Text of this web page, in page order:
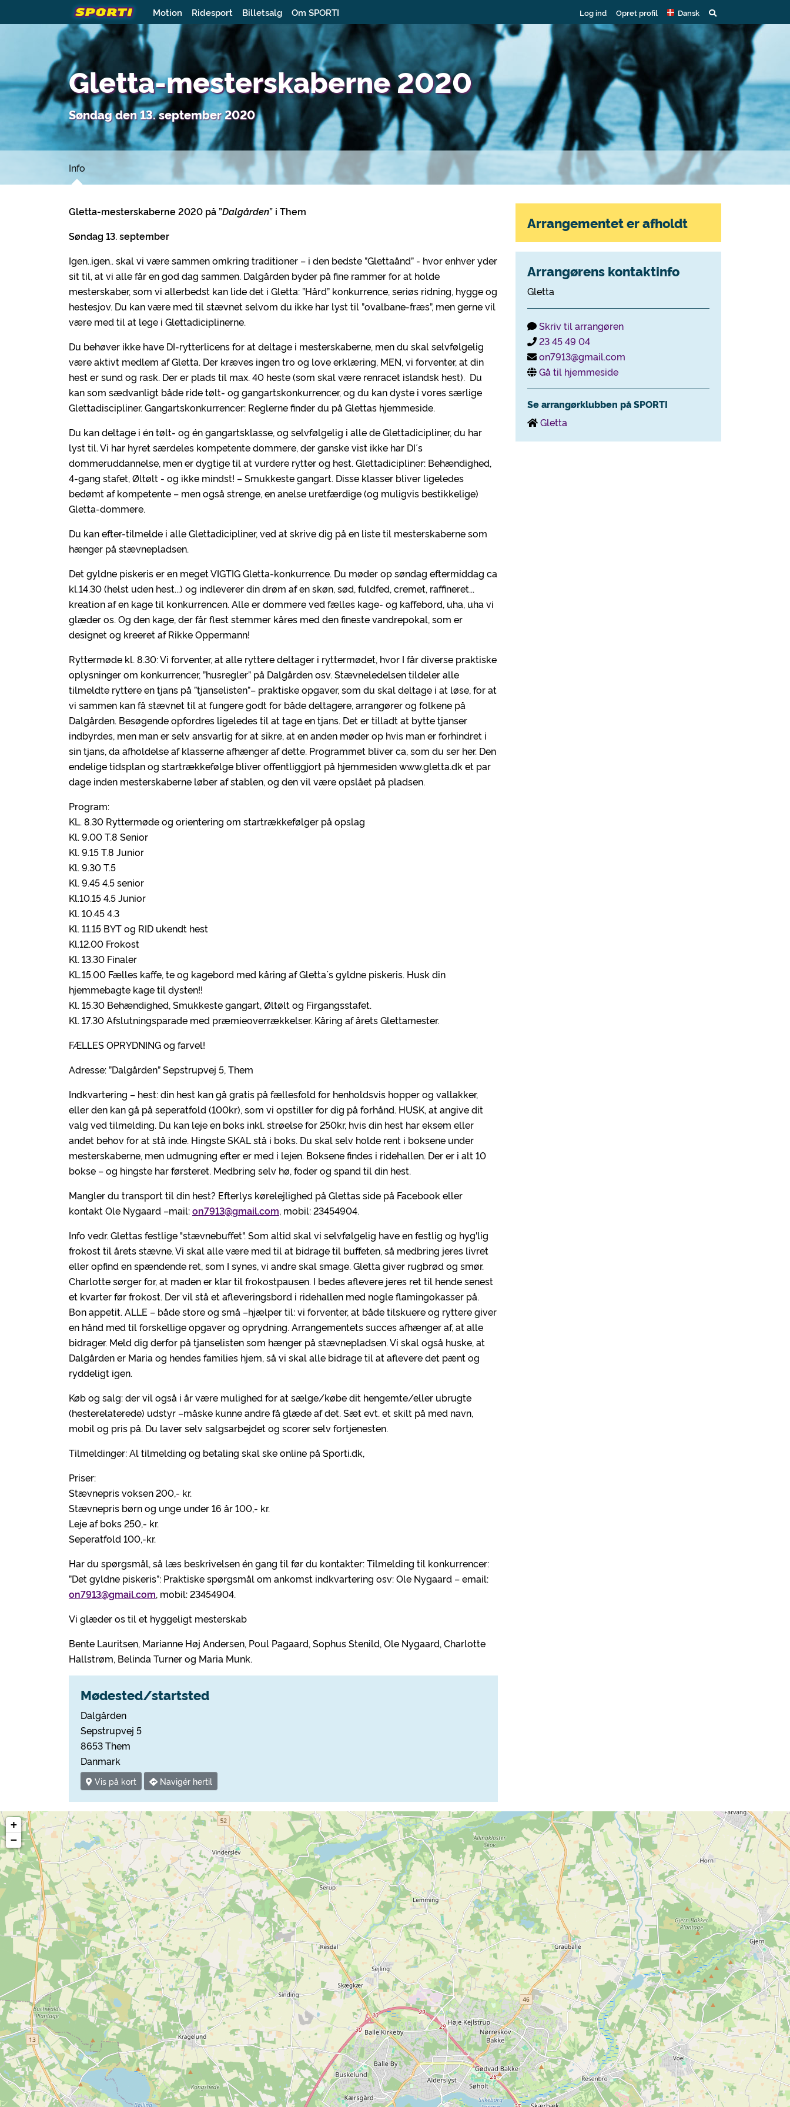
Motion Ridesport Billetsalg Om SPORTI Log ind Opret profil Dansk
Gletta-mesterskaberne 2020
Søndag den 13. september 2020
Info
Gletta-mesterskaberne 2020 på ”Dalgården” i Them
Søndag 13. september
Igen..igen.. skal vi være sammen omkring traditioner – i den bedste ”Glettaånd” - hvor enhver yder
sit til, at vi alle får en god dag sammen. Dalgården byder på fine rammer for at holde
mesterskaber, som vi allerbedst kan lide det i Gletta: ”Hård” konkurrence, seriøs ridning, hygge og
hestesjov. Du kan være med til stævnet selvom du ikke har lyst til ”ovalbane-fræs”, men gerne vil
være med til at lege i Glettadiciplinerne.
Du behøver ikke have DI-rytterlicens for at deltage i mesterskaberne, men du skal selvfølgelig
være aktivt medlem af Gletta. Der kræves ingen tro og love erklæring, MEN, vi forventer, at din
hest er sund og rask. Der er plads til max. 40 heste (som skal være renracet islandsk hest). Du
kan som sædvanligt både ride tølt- og gangartskonkurrencer, og du kan dyste i vores særlige
Glettadiscipliner. Gangartskonkurrencer: Reglerne finder du på Glettas hjemmeside.
Du kan deltage i én tølt- og én gangartsklasse, og selvfølgelig i alle de Glettadicipliner, du har
lyst til. Vi har hyret særdeles kompetente dommere, der ganske vist ikke har DI ́s
dommeruddannelse, men er dygtige til at vurdere rytter og hest. Glettadicipliner: Behændighed,
4-gang stafet, Øltølt - og ikke mindst! – Smukkeste gangart. Disse klasser bliver ligeledes
bedømt af kompetente – men også strenge, en anelse uretfærdige (og muligvis bestikkelige)
Gletta-dommere.
Du kan efter-tilmelde i alle Glettadicipliner, ved at skrive dig på en liste til mesterskaberne som
hænger på stævnepladsen.
Det gyldne piskeris er en meget VIGTIG Gletta-konkurrence. Du møder op søndag eftermiddag ca
kl.14.30 (helst uden hest...) og indleverer din drøm af en skøn, sød, fuldfed, cremet, raffineret...
kreation af en kage til konkurrencen. Alle er dommere ved fælles kage- og kaffebord, uha, uha vi
glæder os. Og den kage, der får flest stemmer kåres med den fineste vandrepokal, som er
designet og kreeret af Rikke Oppermann!
Ryttermøde kl. 8.30: Vi forventer, at alle ryttere deltager i ryttermødet, hvor I får diverse praktiske
oplysninger om konkurrencer, ”husregler” på Dalgården osv. Stævneledelsen tildeler alle
tilmeldte ryttere en tjans på ”tjanselisten”– praktiske opgaver, som du skal deltage i at løse, for at
vi sammen kan få stævnet til at fungere godt for både deltagere, arrangører og folkene på
Dalgården. Besøgende opfordres ligeledes til at tage en tjans. Det er tilladt at bytte tjanser
indbyrdes, men man er selv ansvarlig for at sikre, at en anden møder op hvis man er forhindret i
sin tjans, da afholdelse af klasserne afhænger af dette. Programmet bliver ca, som du ser her. Den
endelige tidsplan og startrækkefølge bliver offentliggjort på hjemmesiden www.gletta.dk et par
dage inden mesterskaberne løber af stablen, og den vil være opslået på pladsen.
Program:
KL. 8.30 Ryttermøde og orientering om startrækkefølger på opslag
Kl. 9.00 T.8 Senior
Kl. 9.15 T.8 Junior
Kl. 9.30 T.5
Kl. 9.45 4.5 senior
Kl.10.15 4.5 Junior
Kl. 10.45 4.3
Kl. 11.15 BYT og RID ukendt hest
Kl.12.00 Frokost
Kl. 13.30 Finaler
KL.15.00 Fælles kaffe, te og kagebord med kåring af Gletta ́s gyldne piskeris. Husk din
hjemmebagte kage til dysten!!
Kl. 15.30 Behændighed, Smukkeste gangart, Øltølt og Firgangsstafet.
Kl. 17.30 Afslutningsparade med præmieoverrækkelser. Kåring af årets Glettamester.
FÆLLES OPRYDNING og farvel!
Adresse: ”Dalgården” Sepstrupvej 5, Them
Indkvartering – hest: din hest kan gå gratis på fællesfold for henholdsvis hopper og vallakker,
eller den kan gå på seperatfold (100kr), som vi opstiller for dig på forhånd. HUSK, at angive dit
valg ved tilmelding. Du kan leje en boks inkl. strøelse for 250kr, hvis din hest har eksem eller
andet behov for at stå inde. Hingste SKAL stå i boks. Du skal selv holde rent i boksene under
mesterskaberne, men udmugning efter er med i lejen. Boksene findes i ridehallen. Der er i alt 10
bokse – og hingste har førsteret. Medbring selv hø, foder og spand til din hest.
Mangler du transport til din hest? Efterlys kørelejlighed på Glettas side på Facebook eller
kontakt Ole Nygaard –mail:on7913@gmail.com, mobil: 23454904.
Info vedr. Glettas festlige "stævnebuffet". Som altid skal vi selvfølgelig have en festlig og hyg'lig
frokost til årets stævne. Vi skal alle være med til at bidrage til buffeten, så medbring jeres livret
eller opfind en spændende ret, som I synes, vi andre skal smage. Gletta giver rugbrød og smør.
Charlotte sørger for, at maden er klar til frokostpausen. I bedes aflevere jeres ret til hende senest
et kvarter før frokost. Der vil stå et afleveringsbord i ridehallen med nogle flamingokasser på.
Bon appetit. ALLE – både store og små –hjælper til: vi forventer, at både tilskuere og ryttere giver
en hånd med til forskellige opgaver og oprydning. Arrangementets succes afhænger af, at alle
bidrager. Meld dig derfor på tjanselisten som hænger på stævnepladsen. Vi skal også huske, at
Dalgården er Maria og hendes families hjem, så vi skal alle bidrage til at aflevere det pænt og
ryddeligt igen.
Køb og salg: der vil også i år være mulighed for at sælge/købe dit hengemte/eller ubrugte
(hesterelaterede) udstyr –måske kunne andre få glæde af det. Sæt evt. et skilt på med navn,
mobil og pris på. Du laver selv salgsarbejdet og scorer selv fortjenesten.
Tilmeldinger: Al tilmelding og betaling skal ske online på Sporti.dk,
Priser:
Stævnepris voksen 200,- kr.
Stævnepris børn og unge under 16 år 100,- kr.
Leje af boks 250,- kr.
Seperatfold 100,-kr.
Har du spørgsmål, så læs beskrivelsen én gang til før du kontakter: Tilmelding til konkurrencer:
”Det gyldne piskeris”: Praktiske spørgsmål om ankomst indkvartering osv: Ole Nygaard – email:
on7913@gmail.com, mobil: 23454904.
Vi glæder os til et hyggeligt mesterskab
Bente Lauritsen, Marianne Høj Andersen, Poul Pagaard, Sophus Stenild, Ole Nygaard, Charlotte
Hallstrøm, Belinda Turner og Maria Munk.
Mødested/startsted
Dalgården
Sepstrupvej 5
8653 Them
Danmark
Vis på kort Navigér hertil
Arrangementet er afholdt
Arrangørens kontaktinfo
Gletta
Skriv til arrangøren
23 45 49 04
on7913@gmail.com
Gå til hjemmeside
Se arrangørklubben på SPORTI
Gletta
+
−